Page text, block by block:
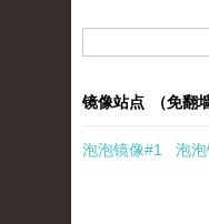
镜像站点 （免翻墙
泡泡镜像#1 泡泡